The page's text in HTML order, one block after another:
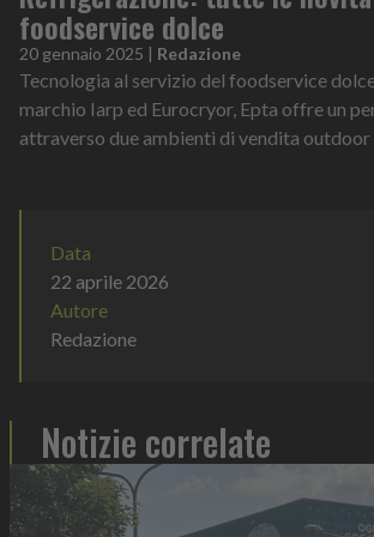
foodservice dolce
20 gennaio 2025 | Redazione
Tecnologia al servizio del foodservice
marchio Iarp ed Eurocryor, Epta offre un
attraverso due ambienti di vendita outdoor
Data
22 aprile 2026
Autore
Redazione
Notizie correlate